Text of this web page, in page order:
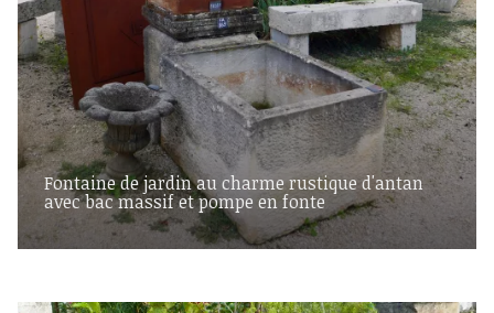
Fontaine de jardin au charme rustique d'antan
avec bac massif et pompe en fonte